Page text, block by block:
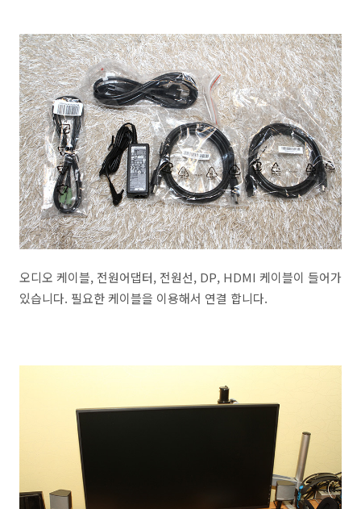
오디오 케이블, 전원어댑터, 전원선, DP, HDMI 케이블이 들어가
있습니다. 필요한 케이블을 이용해서 연결 합니다.